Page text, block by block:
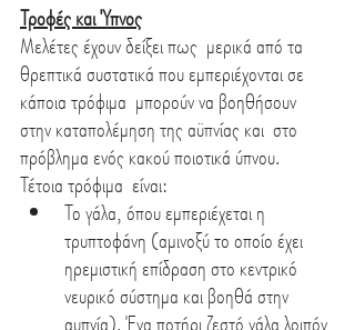
Τροφές και Ύπνος
Μελέτες έχουν δείξει πως  μερικά από τα
θρεπτικά συστατικά που εμπεριέχονται σε
κάποια τρόφιμα  μπορούν να βοηθήσουν
στην καταπολέμηση της αϋπνίας και  στο
πρόβλημα ενός κακού ποιοτικά ύπνου.
Τέτοια τρόφιμα  είναι:
Το γάλα, όπου εμπεριέχεται η
τρυπτοφάνη (αμινοξύ το οποίο έχει
ηρεμιστική επίδραση στο κεντρικό
νευρικό σύστημα και βοηθά στην
αυπνία). Ένα ποτήρι ζεστό γάλα λοιπόν